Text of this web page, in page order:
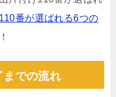
番が選ばれる6つの
までの流れ